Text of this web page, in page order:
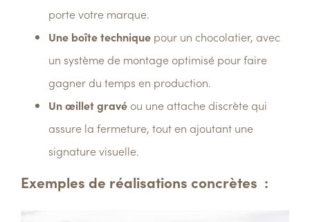
porte votre marque.
Une boîte technique pour un chocolatier, avec
un système de montage optimisé pour faire
gagner du temps en production.
Un œillet gravéou une attache discrète qui
assure la fermeture, tout en ajoutant une
signature visuelle.
Exemples de réalisations concrètes :